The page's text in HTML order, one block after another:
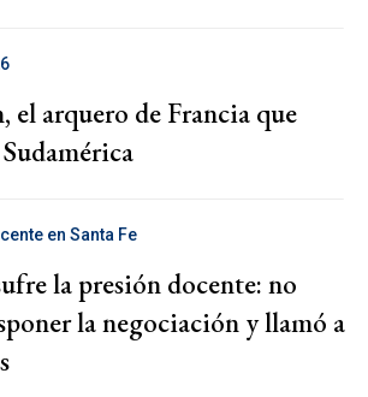
el arquero de Francia que
en Santa Fe
la presión docente: no
la negociación y llamó a